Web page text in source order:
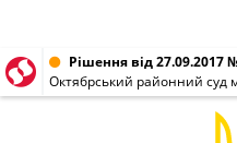
Октябрський районний суд